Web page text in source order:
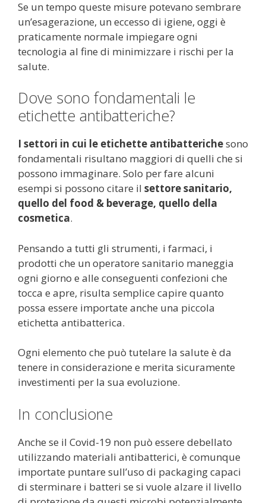
Se un tempo queste misure potevano sembrare
un’esagerazione, un eccesso di igiene, oggi è
praticamente normale impiegare ogni
tecnologia al fine di minimizzare i rischi per la
salute.
Dove sono fondamentali le
etichette antibatteriche?
I settori in cui le etichette antibatterichesono
fondamentali risultano maggiori di quelli che si
possono immaginare. Solo per fare alcuni
esempi si possono citare il settore sanitario,
quello del food & beverage, quello della
cosmetica.
Pensando a tutti gli strumenti, i farmaci, i
prodotti che un operatore sanitario maneggia
ogni giorno e alle conseguenti confezioni che
tocca e apre, risulta semplice capire quanto
possa essere importate anche una piccola
etichetta antibatterica.
Ogni elemento che può tutelare la salute è da
tenere in considerazione e merita sicuramente
investimenti per la sua evoluzione.
In conclusione
Anche se il Covid-19 non può essere debellato
utilizzando materiali antibatterici, è comunque
importate puntare sull’uso di packaging capaci
di sterminare i batteri se si vuole alzare il livello